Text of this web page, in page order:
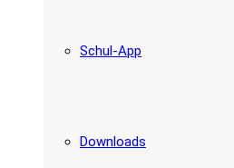
Schul-App
Downloads